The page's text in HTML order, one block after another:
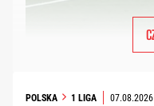
POLSKA 1 LIGA